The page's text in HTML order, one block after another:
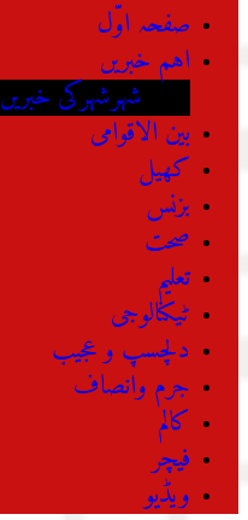
صفحہ اوّل
اہم خبریں
شہرشہرکی خبریں
بین الاقوامی
کھیل
بزنس
صحت
تعلیم
ٹیکنالوجی
دلچسپ و عجیب
جرم وانصاف
کالم
فیچر
ویڈیو